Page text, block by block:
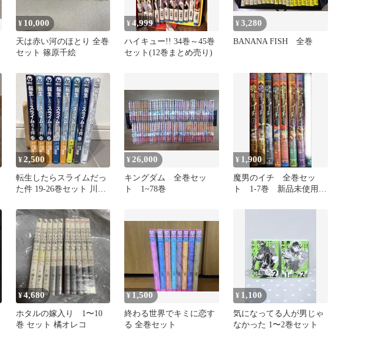
¥ 10,000
天は赤い河のほとり 全巻
セット 篠原千絵
¥4,999
ハイキュー!! 34巻～45巻
セット(12巻まとめ売り)
¥3,280
BANANA FISH 全巻
¥2,500
転生したらスライムだっ
た件 19-26巻セット 川上
¥ 26,000
キングダム 全巻セッ
ト 1~78巻
¥ 1,900
魔男のイチ 全巻セッ
ト 1-7巻 新品未使用
¥4,680
ホタルの嫁入り 1〜10
巻 セット 橘オレコ
¥ 1,500
終わる世界でキミに恋す
る 全巻セット
¥ 1,100
気になってる人が男じゃ
なかった 1〜2巻セット